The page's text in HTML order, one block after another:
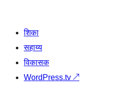
शिका
सहाय्य
विकासक
WordPress.tv ↗